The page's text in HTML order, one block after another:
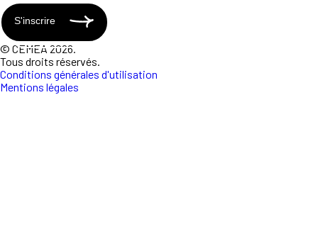
S'inscrire
© CEMEA 2026.
Tous droits réservés.
Conditions générales d'utilisation
Mentions légales